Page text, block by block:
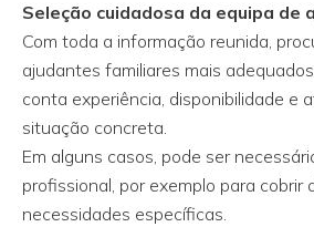
Seleção cuidadosa da equipa de
Com toda a informação reunida,
ajudantes familiares mais
conta experiência, disponibilidade e
situação concreta.
Em alguns casos, pode ser
profissional, por exemplo para
necessidades específicas.